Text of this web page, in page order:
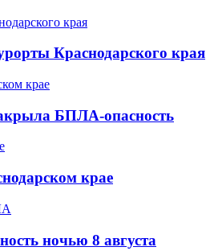
Краснодарского края
БПЛА-опасность
крае
ночью 8 августа